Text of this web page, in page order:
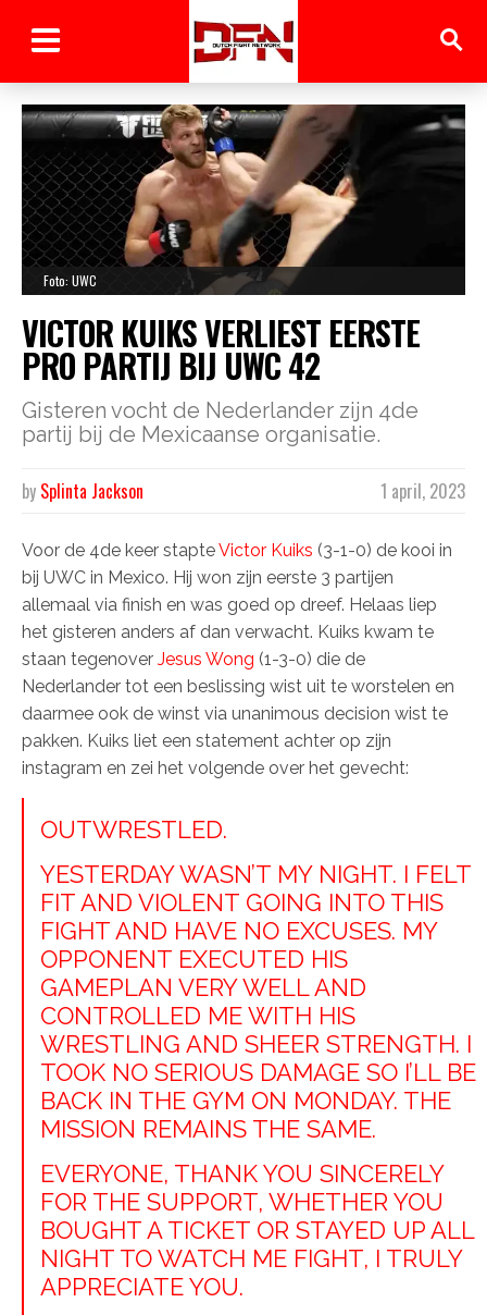
Foto: UWC
VICTOR KUIKS VERLIEST EERSTE
PRO PARTIJ BIJ UWC 42
Gisteren vocht de Nederlander zijn 4de
partij bij de Mexicaanse organisatie.
1 april, 2023
by Splinta Jackson
Voor de 4de keer stapteVictor Kuiks (3-1-0) de kooi in
bij UWC in Mexico. Hij won zijn eerste 3 partijen
allemaal via finish en was goed op dreef. Helaas liep
het gisteren anders af dan verwacht. Kuiks kwam te
staan tegenover Jesus Wong (1-3-0) die de
Nederlander tot een beslissing wist uit te worstelen en
daarmee ook de winst via unanimous decision wist te
pakken. Kuiks liet een statement achter op zijn
instagram en zei het volgende over het gevecht:
OUTWRESTLED.
YESTERDAY WASN’T MY NIGHT. I FELT
FIT AND VIOLENT GOING INTO THIS
FIGHT AND HAVE NO EXCUSES. MY
OPPONENT EXECUTED HIS
GAMEPLAN VERY WELL AND
CONTROLLED ME WITH HIS
WRESTLING AND SHEER STRENGTH. I
TOOK NO SERIOUS DAMAGE SO I’LL BE
BACK IN THE GYM ON MONDAY. THE
MISSION REMAINS THE SAME.
EVERYONE, THANK YOU SINCERELY
FOR THE SUPPORT, WHETHER YOU
BOUGHT A TICKET OR STAYED UP ALL
NIGHT TO WATCH ME FIGHT, I TRULY
APPRECIATE YOU.